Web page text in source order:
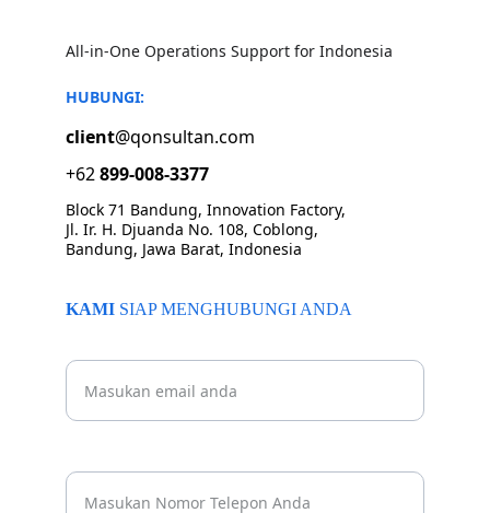
All-in-One Operations Support for Indonesia
HUBUNGI:
KAMI SIAP MENGHUBUNGI ANDA
client@qonsultan.com
+62 899-008-3377
Block 71 Bandung, Innovation Factory,
Jl. Ir. H. Djuanda No. 108, Coblong,
Bandung, Jawa Barat, Indonesia